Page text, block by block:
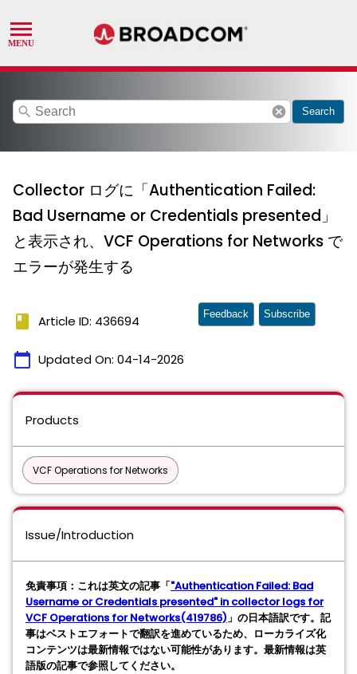
search cancel Search
Collector ログに「Authentication Failed:
Bad Username or Credentials presented」
と表示され、VCF Operations for Networks で
エラーが発生する
book Article ID: 436694
calendar_today Updated On: 04-14-2026
Feedback Subscribe
Products
VCF Operations for Networks
Issue/Introduction
免責事項：これは英文の記事「"Authentication Failed: Bad
Username or Credentials presented" in collector logs for
VCF Operations for Networks(419786)」の日本語訳です。記
事はベストエフォートで翻訳を進めているため、ローカライズ化
コンテンツは最新情報ではない可能性があります。最新情報は英
語版の記事で参照してください。